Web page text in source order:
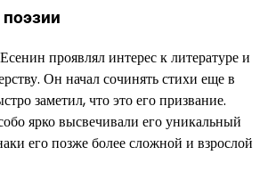
проявлял интерес к литературе и
Он начал сочинять стихи еще в
заметил, что это его призвание.
ярко высвечивали его уникальный
его позже более сложной и взрослой